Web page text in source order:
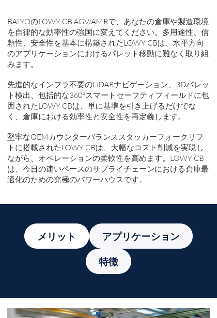
BALYOのLOWY CB AGV/AMRで、あなたの倉庫や製造環境
を自律的な効率性の強国に変えてください。多用途性、信
頼性、安全性を基本に構築されたLOWY CBは、水平方向
のアプリケーションにおけるパレット移動に難なく取り組
みます。
先進的なインフラ不要のLiDARナビゲーション、3Dパレッ
ト検出、包括的な360°スマートセーフティフィールドに包
囲されたLOWY CBは、単に基準を引き上げるだけでな
く、倉庫における効率性と安全性を再定義します。
堅牢なOEMカウンターバランススタッカーフォークリフ
トに搭載されたLOWY CBは、大幅なコスト削減を実現し
ながら、オペレーションの柔軟性を高めます。LOWY CB
は、今日の速いペースのサプライチェーンにおける倉庫最
適化のための究極のパワーハウスです。
メリット アプリケーション
特徴